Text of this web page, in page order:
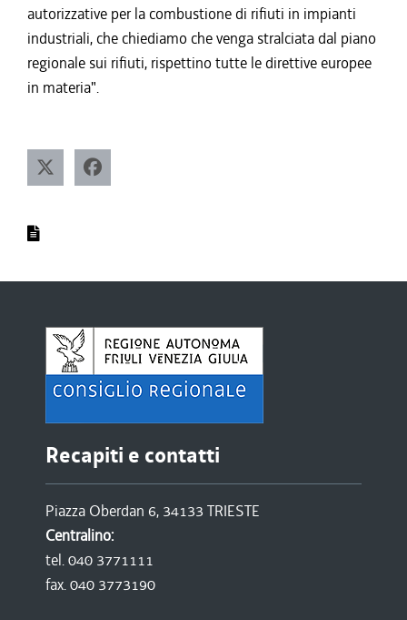
autorizzative per la combustione di rifiuti in impianti
industriali, che chiediamo che venga stralciata dal piano
regionale sui rifiuti, rispettino tutte le direttive europee
in materia".
Recapiti e contatti
Piazza Oberdan 6, 34133 TRIESTE
Centralino:
tel. 040 3771111
fax. 040 3773190